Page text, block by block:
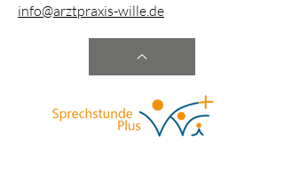
info@arztpraxis-wille.de